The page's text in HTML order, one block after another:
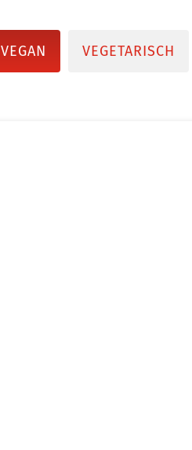
VEGAN VEGETARISCH